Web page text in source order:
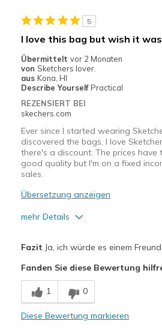
Sizing
Feels half size
5
I love this bag but wish it
Übermittelt vor 2 Monaten
von Sketchers lover.
aus Kona, HI
Describe Yourself Practical
REZENSIERT BEI
skechers.com
Ever since I started wearing
discovered the bags, I love
there's a discount. The prices have
good quality but I'm on a fixed
sales.
Übersetzung anzeigen
mehr Details
Breathe Well
Comfortable
Fazit Ja, ich würde es einem
Fanden Sie diese Bewertung
1 0
Diese Bewertung markieren